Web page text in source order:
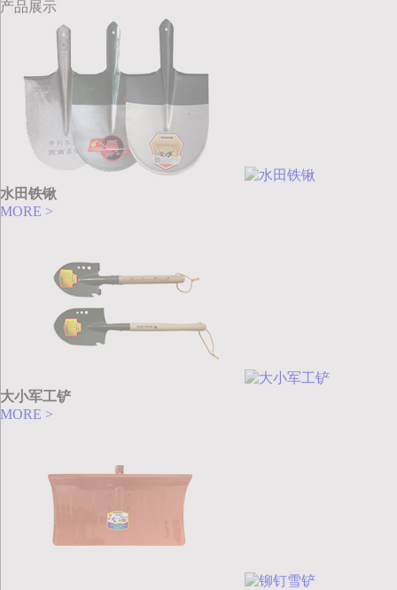
产品展示
水田铁锹
MORE >
大小军工铲
MORE >